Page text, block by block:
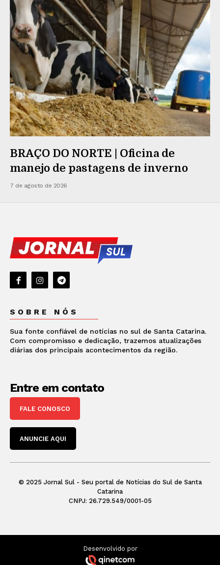
BRAÇO DO NORTE | Oficina de
manejo de pastagens de inverno
7 de agosto de 2026
SOBRE NÓS
Sua fonte confiável de notícias no sul de Santa Catarina.
Com compromisso e dedicação, trazemos atualizações
diárias dos principais acontecimentos da região.
Entre em contato
FALE CONOSCO
ANUNCIE AQUI
© 2025 Jornal Sul - Seu portal de Notícias do Sul de Santa
Catarina
CNPJ: 26.729.549/0001-05
Desenvolvido por